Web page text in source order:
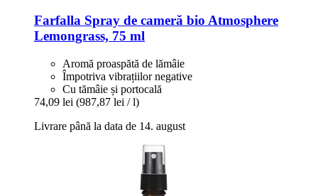
Farfalla Spray de cameră bio Atmosphere
Lemongrass, 75 ml
Aromă proaspătă de lămâie
Împotriva vibrațiilor negative
Cu tămâie și portocală
74,09 lei (987,87 lei / l)
Livrare până la data de 14. august